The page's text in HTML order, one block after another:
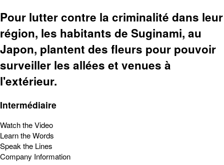
Pour lutter contre la criminalité dans leur
région, les habitants de Suginami, au
Japon, plantent des fleurs pour pouvoir
surveiller les allées et venues à
l'extérieur.
Intermédiaire
Watch the Video
Learn the Words
Speak the Lines
Company Information